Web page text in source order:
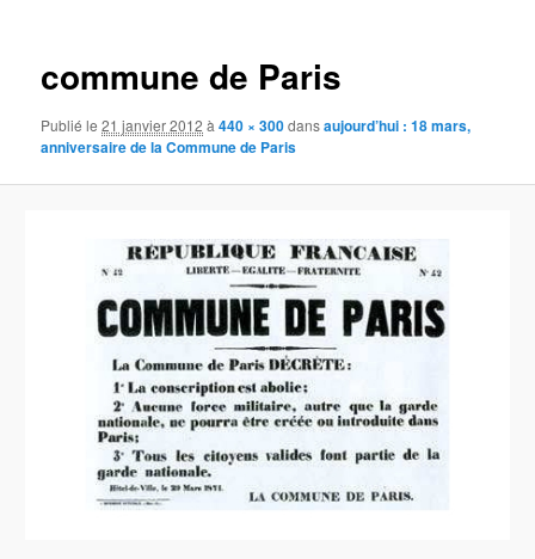
commune de Paris
Publié le21 janvier 2012 à440 × 300dansaujourd’hui : 18 mars,
anniversaire de la Commune de Paris